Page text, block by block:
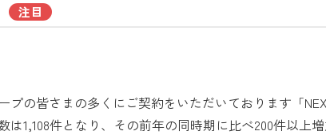
注目
プの皆さまの多くにご契約をいただいております「
は1,108件となり、その前年の同時期に比べ200件以上増